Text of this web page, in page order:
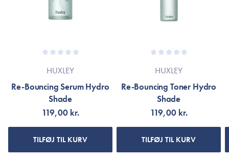
HUXLEY
Re-Bouncing Serum Hydro
Shade
119,00 kr.
TILFØJ TIL KURV
HUXLEY
Re-Bouncing Toner Hydro
Shade
119,00 kr.
TILFØJ TIL KURV